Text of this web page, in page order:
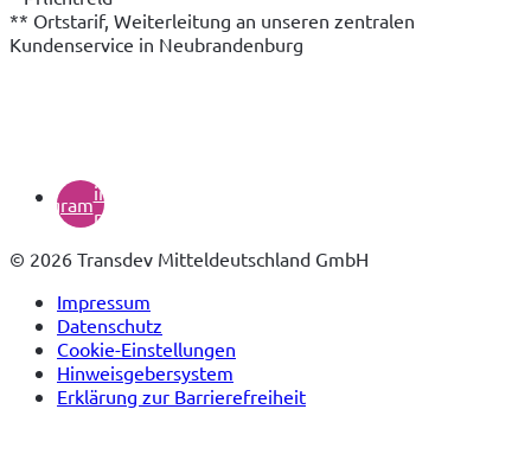
** Ortstarif, Weiterleitung an unseren zentralen
Kundenservice in Neubrandenburg
instagramin
neuem
© 2026 Transdev Mitteldeutschland GmbH
Impressum
Datenschutz
Cookie-Einstellungen
Hinweisgebersystem
Erklärung zur Barrierefreiheit